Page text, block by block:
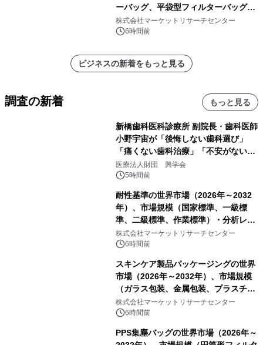
ーバッグ、平袋型フィルターバッグ、
プリーツフィルターバッグ、その
他）・分析レポートを発表
株式会社マーケットリサーチセンター
6時間前
ビジネスの新着をもっと見る
調査の新着 もっと見る
新橋歯科医科診療所 副院長・歯科医師
小野宇宙が「後悔しない歯科選び」
「痛くない歯科治療」「不安がない治
療計画」をテーマに専門監修
医療法人財団 興学会
5時間前
耐性基準の世界市場（2026年～2032
年）、市場規模（国家標準、一級標
準、二級標準、作業標準）・分析レポ
ートを発表
株式会社マーケットリサーチセンター
6時間前
スキンケア製品パッケージングの世界
市場（2026年～2032年）、市場規模
（ガラス包装、金属包装、プラスチッ
ク包装、その他）・分析レポートを発
表
株式会社マーケットリサーチセンター
6時間前
PPS集塵バッグの世界市場（2026年～